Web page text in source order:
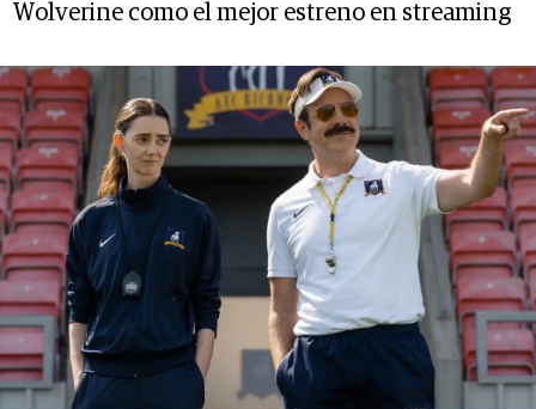
Wolverine como el mejor estreno en streaming